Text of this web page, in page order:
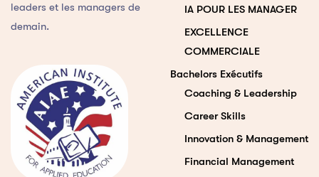
leaders et les managers de
demain.
IA POUR LES MANAGER
EXCELLENCE
COMMERCIALE
Bachelors Exécutifs
Coaching & Leadership
Career Skills
Innovation & Management
Financial Management